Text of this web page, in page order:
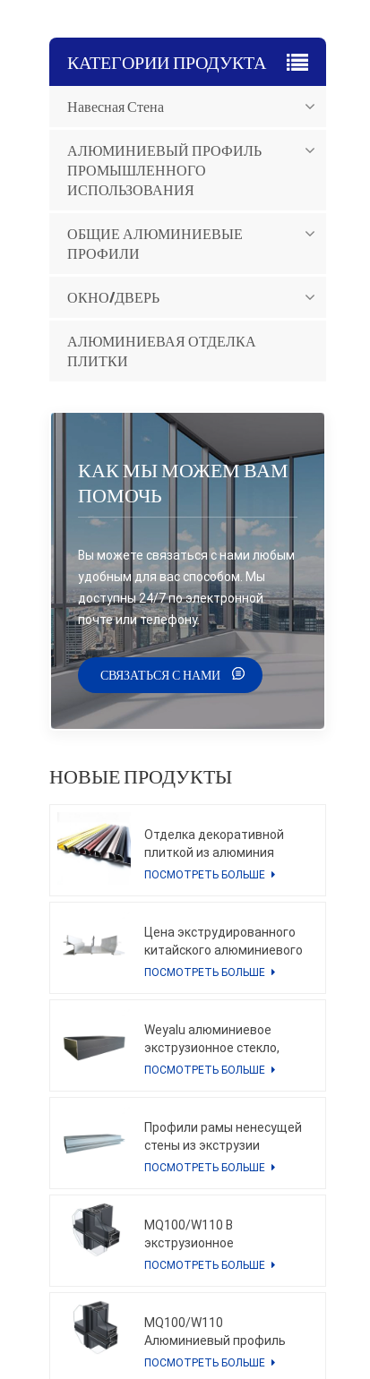
КАТЕГОРИИ ПРОДУКТА
Навесная Стена
АЛЮМИНИЕВЫЙ ПРОФИЛЬ
ПРОМЫШЛЕННОГО
ИСПОЛЬЗОВАНИЯ
ОБЩИЕ АЛЮМИНИЕВЫЕ
ПРОФИЛИ
ОКНО/ДВЕРЬ
АЛЮМИНИЕВАЯ ОТДЕЛКА
ПЛИТКИ
КАК МЫ МОЖЕМ ВАМ
ПОМОЧЬ
Вы можете связаться с нами любым
удобным для вас способом. Мы
доступны 24/7 по электронной
почте или телефону.
СВЯЗАТЬСЯ С НАМИ
НОВЫЕ ПРОДУКТЫ
Отделка декоративной
плиткой из алюминия
ПОСМОТРЕТЬ БОЛЬШЕ
Цена экструдированного
китайского алюминиевого
профиля в кг для
навесной стены
ПОСМОТРЕТЬ БОЛЬШЕ
Weyalu алюминиевое
экструзионное стекло,
профили для навесных
алюминиевой системы
фасада здания
ПОСМОТРЕТЬ БОЛЬШЕ
Профили рамы ненесущей
стены из экструзии
алюминия по более низкой
индивидуальному заказу
фасада
ПОСМОТРЕТЬ БОЛЬШЕ
MQ100/W110 B
экструзионное
алюминиевое окно, дверь,
алюминиевое решение
ПОСМОТРЕТЬ БОЛЬШЕ
MQ100/W110
Алюминиевый профиль
для экструзии по
ПОСМОТРЕТЬ БОЛЬШЕ